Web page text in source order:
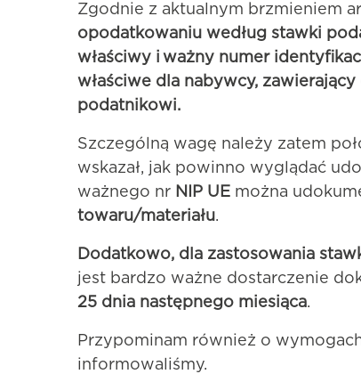
Zgodnie z aktualnym brzmieniem
opodatkowaniu według stawki
właściwy i ważny numer
właściwe dla nabywcy,
podatnikowi.
Szczególną wagę należy zatem
wskazał, jak powinno wyglądać
ważnego nr NIP UE można
towaru/materiału.
Dodatkowo, dla zastosowania
jest bardzo ważne dostarczenie
25 dnia następnego miesiąca.
Przypominam również o
informowaliśmy.